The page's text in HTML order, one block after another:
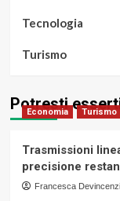
Tecnologia
Turismo
Potresti
Economia Turismo
Trasmissioni
precisione
Francesca Devincenzi